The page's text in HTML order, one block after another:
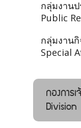
กลุ่มงาน
Public
กลุ่มงาน
Special
กองการ
Division